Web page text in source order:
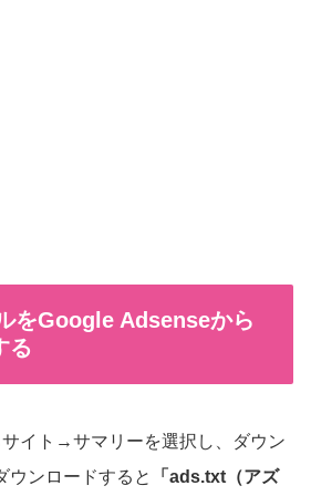
をGoogle Adsenseから
る
イト→サマリーを選択し、ダウン
ウンロードすると
「ads.txt（アズ